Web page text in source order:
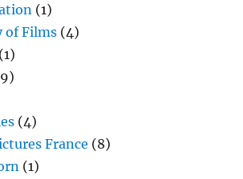
(1)
of Films (4)
(1)
(4)
France (8)
(1)